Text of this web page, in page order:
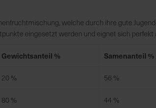
welche durch ihre gute
eingesetzt werden und eignet sich
Gewichtsanteil % Samenanteil %
20 % 56 %
80 % 44 %